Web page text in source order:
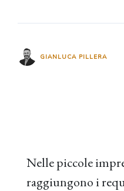
GIANLUCA PILLERA
Nelle piccole
raggiungono i